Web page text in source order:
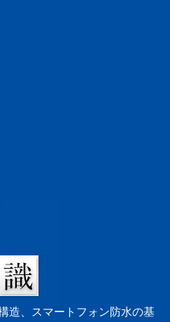
造、スマートフォン防水の基